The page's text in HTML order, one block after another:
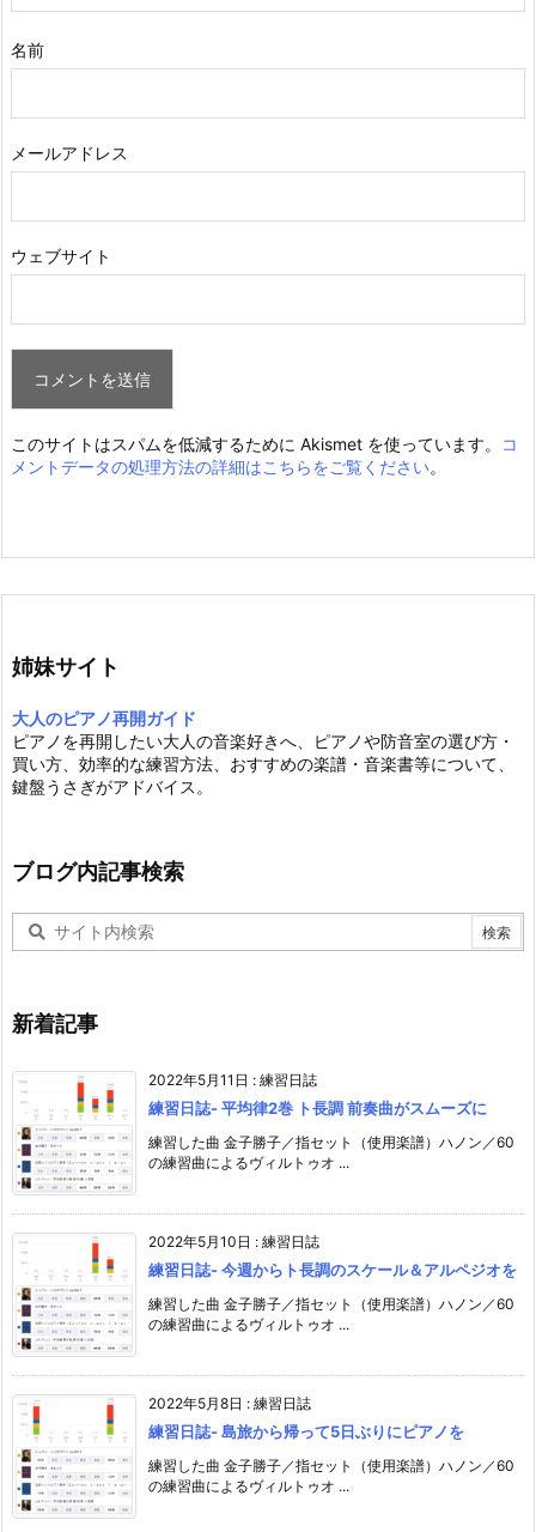
名前
メールアドレス
ウェブサイト
このサイトはスパムを低減するために Akismet を使っています。
コ
メントデータの処理方法の詳細はこちらをご覧ください。
姉妹サイト
大人のピアノ再開ガイド
ピアノを再開したい大人の音楽好きへ、ピアノや防音室の選び方・
買い方、効率的な練習方法、おすすめの楽譜・音楽書等について、
鍵盤うさぎがアドバイス。
ブログ内記事検索
新着記事
2022年5月11日 : 練習日誌
練習日誌- 平均律2巻 ト長調 前奏曲がスムーズに
練習した曲 金子勝子／指セット（使用楽譜）ハノン／60
の練習曲によるヴィルトゥオ ...
2022年5月10日 : 練習日誌
練習日誌- 今週からト長調のスケール＆アルペジオを
練習した曲 金子勝子／指セット（使用楽譜）ハノン／60
の練習曲によるヴィルトゥオ ...
2022年5月8日 : 練習日誌
練習日誌- 島旅から帰って5日ぶりにピアノを
練習した曲 金子勝子／指セット（使用楽譜）ハノン／60
の練習曲によるヴィルトゥオ ...